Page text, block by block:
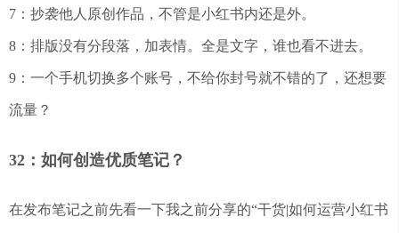
7：抄袭他人原创作品，不管是小红书内还是外。
8：排版没有分段落，加表情。全是文字，谁也看不进去。
9：一个手机切换多个账号，不给你封号就不错的了，还想要
流量？
32：如何创造优质笔记？
在发布笔记之前先看一下我之前分享的“干货|如何运营小红书